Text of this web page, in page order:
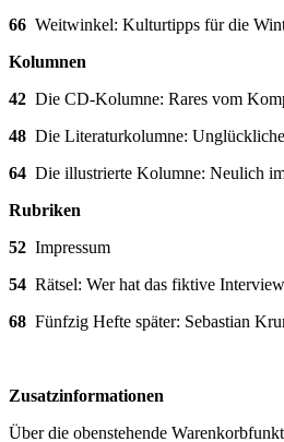
66 Weitwinkel: Kulturtipps für die
Kolumnen
42 Die CD-Kolumne: Rares vom
48 Die Literaturkolumne:
64 Die illustrierte Kolumne: Neulich
Rubriken
52 Impressum
54 Rätsel: Wer hat das fiktive
68 Fünfzig Hefte später: Sebastian
Zusatzinformationen
Über die obenstehende